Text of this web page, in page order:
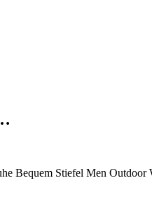
Bequem Stiefel Men Outdoor